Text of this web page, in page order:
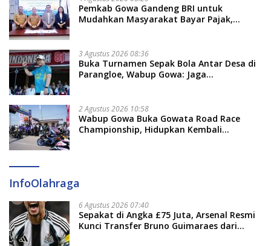
Pemkab Gowa Gandeng BRI untuk
Mudahkan Masyarakat Bayar Pajak,
3 Agustus 2026 08:36
Buka Turnamen Sepak Bola Antar Desa di
Parangloe, Wabup Gowa: Jaga
2 Agustus 2026 10:58
Wabup Gowa Buka Gowata Road Race
Championship, Hidupkan Kembali
InfoOlahraga
6 Agustus 2026 07:40
Sepakat di Angka £75 Juta, Arsenal Resmi
Kunci Transfer Bruno Guimaraes dari